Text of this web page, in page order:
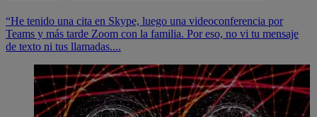
“He tenido una cita en Skype, luego una videoconferencia por
Teams y más tarde Zoom con la familia. Por eso, no vi tu mensaje
de texto ni tus llamadas....